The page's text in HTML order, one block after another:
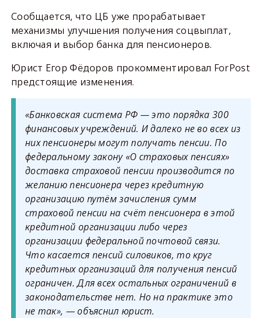
Сообщается, что ЦБ уже прорабатывает
механизмы улучшения получения соцвыплат,
включая и выбор банка для пенсионеров.
Юрист Егор Фёдоров прокомментировал ForPost
предстоящие изменения.
«Банковская система РФ — это порядка 300
финансовых учреждений. И далеко не во всех из
них пенсионеры могут получать пенсии. По
федеральному закону «О страховых пенсиях»
доставка страховой пенсии производится по
желанию пенсионера через кредитную
организацию путём зачисления сумм
страховой пенсии на счёт пенсионера в этой
кредитной организации либо через
организации федеральной почтовой связи.
Что касается пенсий силовиков, то круг
кредитных организаций для получения пенсий
ограничен. Для всех остальных ограничений в
законодательстве нет. Но на практике это
не так», — объяснил юрист.